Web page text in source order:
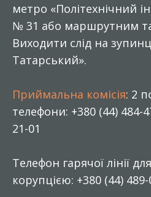
метро «Політехнічний
№ 31 або маршрутним
Виходити слід на
Татарський».
Приймальна комісія: 2
телефони: +380 (44) 484-
21-01
Телефон гарячої лінії
корупцією: +380 (44) 489-